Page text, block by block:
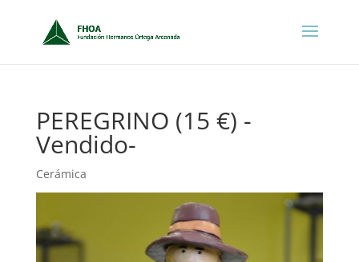
PEREGRINO (15 €) -
Vendido-
Cerámica